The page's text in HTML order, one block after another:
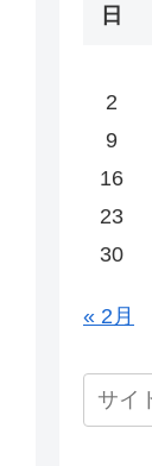
日
2
9
16
23
30
« 2月